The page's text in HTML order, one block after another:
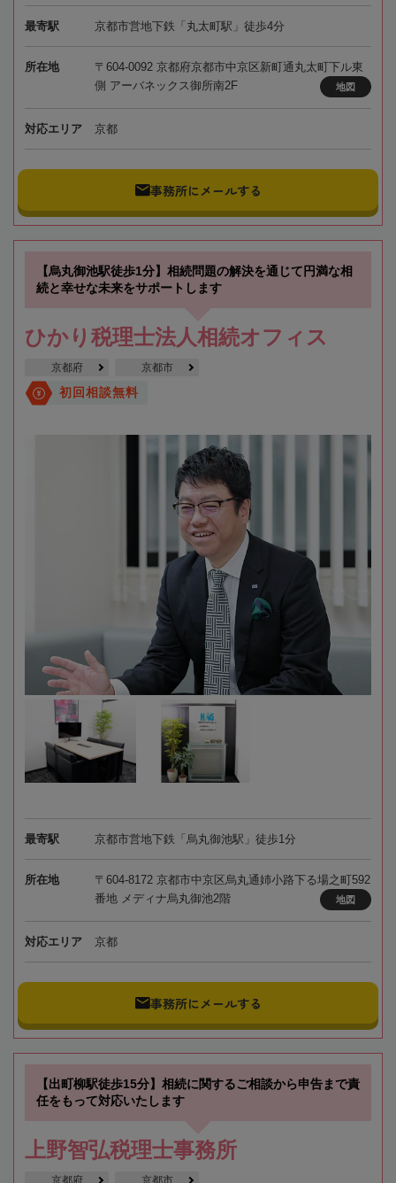
最寄駅 京都市営地下鉄「丸太町駅」徒歩4分
所在地
〒604-0092 京都府京都市中京区新町通丸太町下ル東
側 アーバネックス御所南2F
地図
対応エリア 京都
事務所にメールする
【烏丸御池駅徒歩1分】相続問題の解決を通じて円満な相
続と幸せな未来をサポートします
ひかり税理士法人相続オフィス
京都府 京都市
初回相談無料
最寄駅 京都市営地下鉄「烏丸御池駅」徒歩1分
所在地
〒604-8172 京都市中京区烏丸通姉小路下る場之町592
番地 メディナ烏丸御池2階
地図
対応エリア 京都
事務所にメールする
【出町柳駅徒歩15分】相続に関するご相談から申告まで責
任をもって対応いたします
上野智弘税理士事務所